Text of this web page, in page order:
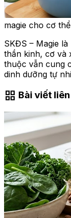
magie cho cơ
SKĐS – Magie
thần kinh, cơ và
thuộc vẫn cung
dinh dưỡng tự
grid_view Bài viết